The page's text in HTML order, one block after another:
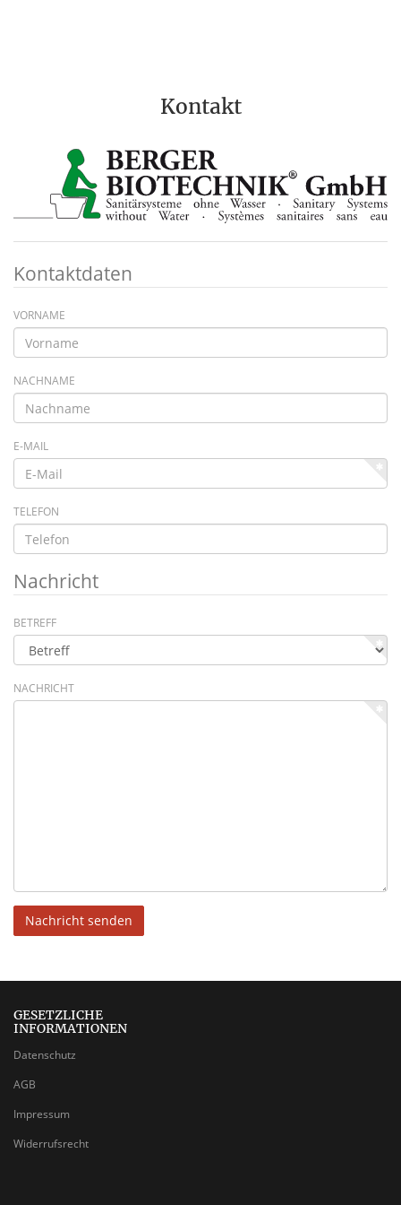
Kontakt
Kontaktdaten
VORNAME
NACHNAME
E-MAIL
TELEFON
Nachricht
BETREFF
NACHRICHT
Nachricht senden
GESETZLICHE
INFORMATIONEN
Datenschutz
AGB
Impressum
Widerrufsrecht